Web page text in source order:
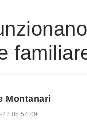
Montanari
22 05:54:09